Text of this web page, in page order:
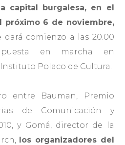
capital burgalesa, en el
próximo 6 de noviembre,
dará comienzo a las 20.00
en marcha en
Polaco de Cultura.
entre Bauman, Premio
de Comunicación y
y Gomá, director de la
los organizadores del